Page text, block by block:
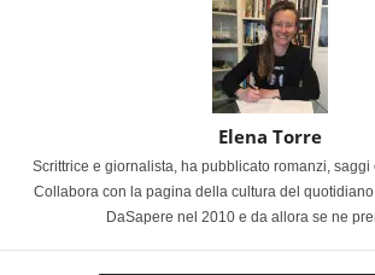
Elena Torre
Scrittrice e giornalista, ha pubblicato romanzi,
Collabora con la pagina della cultura del
DaSapere nel 2010 e da allora se ne